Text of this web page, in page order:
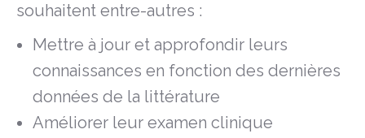
souhaitent entre-autres :
Mettre à jour et approfondir leurs
connaissances en fonction des dernières
données de la littérature
Améliorer leur examen clinique